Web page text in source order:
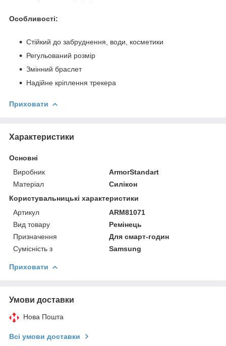
Особливості:
Стійкий до забруднення, води, косметики
Регульований розмір
Змінний браслет
Надійне кріплення трекера
Приховати
Характеристики
Основні
Виробник
ArmorStandart
Матеріал
Силікон
Користувальницькі характеристики
Артикул
ARM81071
Вид товару
Ремінець
Призначення
Для смарт-годин
Сумісність з
Samsung
Приховати
Умови доставки
Нова Пошта
Всі умови доставки